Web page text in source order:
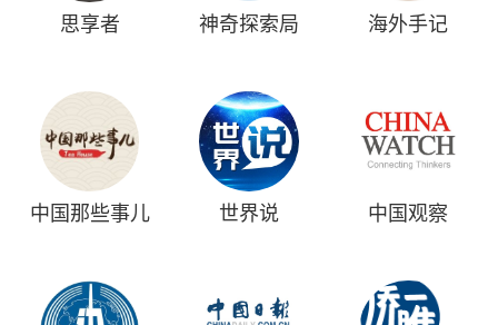
思享者 神奇探索局 海外手记
中国那些事儿 世界说 中国观察